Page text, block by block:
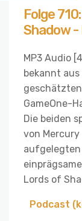
Folge
Shadow
MP3 Audio
bekannt
GameOne-
Die beiden
von Mercury
aufgelegten
Lords of
Podcast